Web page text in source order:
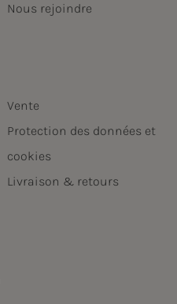
Nous rejoindre
Vente
Protection des données et
cookies
Livraison & retours